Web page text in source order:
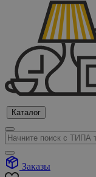
Каталог
Заказы